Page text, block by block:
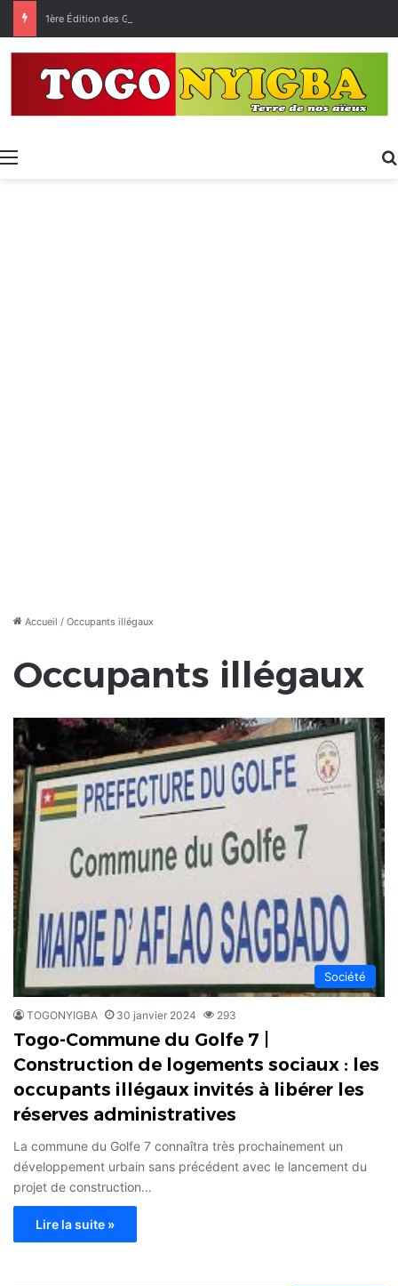
Menu
Accueil / Occupants illégaux
Occupants illégaux
Société
TOGONYIGBA 30 janvier 2024 293
Togo-Commune du Golfe 7 |
Construction de logements sociaux : les
occupants illégaux invités à libérer les
réserves administratives
La commune du Golfe 7 connaîtra très prochainement un
développement urbain sans précédent avec le lancement du
projet de construction…
Lire la suite »